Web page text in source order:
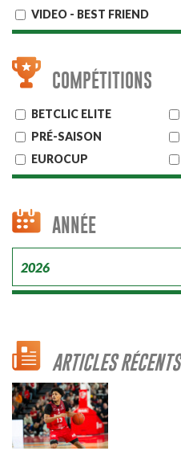
VIDEO - BEST FRIEND
COMPÉTITIONS
BETCLIC ELITE
PRÉ-SAISON
EUROCUP
ANNÉE
ARTICLES RÉCENTS